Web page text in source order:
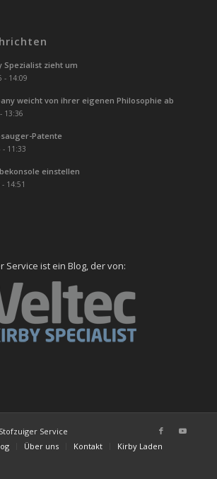
Spezialist zieht um
- 14:09
weicht von ihrer eigenen Philosophie ab
13:36
Patente
- 11:33
einstellen
14:51
Service ist ein Blog, der von:
Service
Über uns Kontakt Kirby Laden